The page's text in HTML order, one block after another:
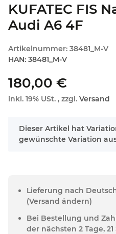
KUFATEC FIS
Audi A6 4F
Artikelnummer: 38481_M-V
HAN: 38481_M-V
180,00 €
inkl. 19% USt. , zzgl. Versand
x
Dieser Artikel hat
gewünschte Variation
Lieferung nach
(Versand ändern)
Bei Bestellung und
der nächsten 2 Tage,